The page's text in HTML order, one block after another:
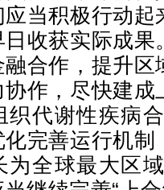
当积极行动
收获实际成
融合作，提升
协作，尽快建
织代谢性疾病
完善运行机
为全球最大区